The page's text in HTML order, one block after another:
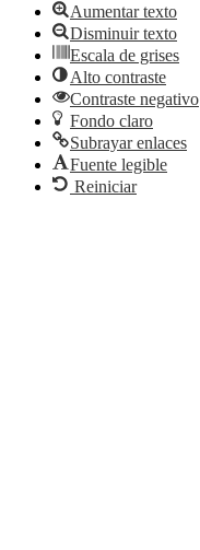
Aumentar texto
Disminuir texto
Escala de grises
Alto contraste
Contraste negativo
Fondo claro
Subrayar enlaces
Fuente legible
Reiniciar